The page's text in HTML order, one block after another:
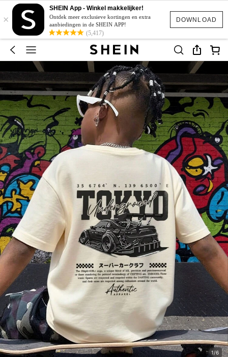
DOWNLOAD
×
SHEIN App - Winkel makkelijker!
Ontdek meer exclusieve kortingen en extra
aanbiedingen in de SHEIN APP!
(5,417)
1/6